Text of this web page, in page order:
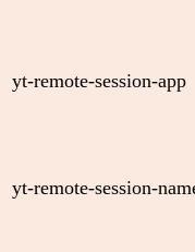
yt-remote-session-app
yt-remote-session-